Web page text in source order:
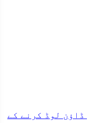
ڈاؤن لوڈ کرنے کے